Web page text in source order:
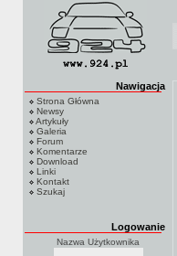
Nawigacja
Strona Główna
Newsy
Artykuły
Galeria
Forum
Komentarze
Download
Linki
Kontakt
Szukaj
Logowanie
Nazwa Użytkownika